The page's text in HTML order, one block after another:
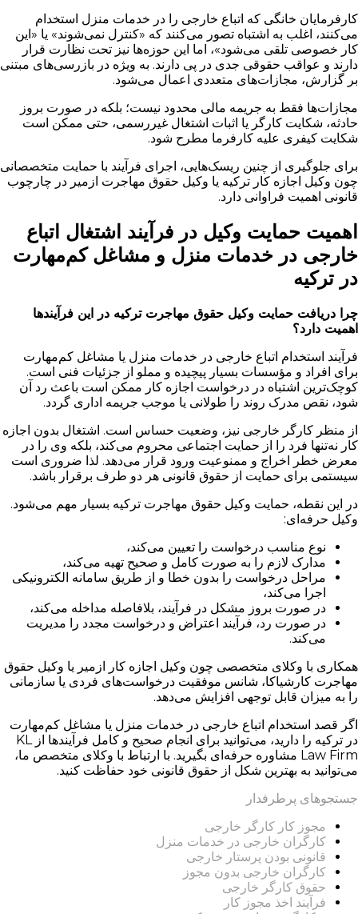
کارفرمایان خانگی که اتباع خارجی را در خدمات منزل استخدام
می‌کنند، اغلب به اشتباه تصور می‌کنند که «کنترل نمی‌شوند» یا «این
کار خصوصی تلقی می‌شود»، اما این حوزه‌ها نیز تحت نظارت قرار
دارند و عواقب حقوقی جدی در پی دارند. به ویژه در بازرسی‌های مبتنی
بر گزارش، مجازات‌های متعددی اعمال می‌شود.
مجازات‌ها فقط به جریمه مالی محدود نیست؛ بلکه در صورت بروز
حادثه، شکایت کارگر یا اثبات اشتغال غیررسمی، حتی ممکن است
شکایت کیفری علیه کارفرما مطرح شود.
برای جلوگیری از چنین ریسک‌هایی، اجرای فرآیند با حمایت متخصصانی
چون وکیل اجازه کار ترکیه یا وکیل حقوق مهاجرت ازمیر در چارچوب
قانونی اهمیت فراوانی دارد.
اهمیت حمایت وکیل در فرآیند اشتغال اتباع
خارجی در خدمات منزل و مشاغل کم‌مهارت
در ترکیه
چرا دریافت حمایت وکیل حقوق مهاجرت ترکیه در این فرآیندها
اهمیت دارد؟
فرآیند استخدام اتباع خارجی در خدمات منزل یا مشاغل کم‌مهارت
برای افراد و مؤسسات بسیار پیچیده و مملو از جزئیات فنی است.
کوچک‌ترین اشتباه در درخواست اجازه کار ممکن است باعث رد آن
شود، نقص مدرک روند را طولانی یا موجب جریمه اداری گردد.
از منظر کارگر خارجی نیز، وضعیت حساس است. اشتغال بدون اجازه
کار نه‌تنها فرد را از حمایت اجتماعی محروم می‌کند، بلکه وی را در
معرض خطر اخراج و ممنوعیت ورود قرار می‌دهد. لذا ضروری است
سیستمی برای حمایت از حقوق قانونی هر دو طرف برقرار باشد.
در این نقطه، حمایت وکیل حقوق مهاجرت ترکیه بسیار مهم می‌شود.
وکیل حرفه‌ای:
نوع مناسب درخواست را تعیین می‌کند،
مدارک لازم را به صورت کامل و صحیح تهیه می‌کند،
مراحل درخواست را بدون خطا و از طریق سامانه الکترونیکی
اجرا می‌کند،
در صورت بروز مشکل در فرآیند، بلافاصله مداخله می‌کند،
در صورت رد، فرآیند اعتراض و درخواست مجدد را مدیریت
می‌کند.
همکاری با وکلای متخصصی چون وکیل اجازه کار ازمیر یا وکیل حقوق
مهاجرت کارشیاکا، شانس موفقیت درخواست‌های فردی یا سازمانی
را به میزان قابل توجهی افزایش می‌دهد.
اگر قصد استخدام اتباع خارجی در خدمات منزل یا مشاغل کم‌مهارت
در ترکیه را دارید، می‌توانید برای انجام صحیح و کامل فرآیندها از KL
Law Firm مشاوره حرفه‌ای بگیرید. با ارتباط با وکلای متخصص ما،
می‌توانید به بهترین شکل از حقوق قانونی خود حفاظت کنید.
جستجوهای پرطرفدار
مجوز کار کارگر خارجی
کارگران خارجی در خدمات منزل
قانونی بودن پرستار خارجی
کارگران خارجی بدون مجوز
حقوق کارگر خارجی
فرآیند اخذ مجوز کار